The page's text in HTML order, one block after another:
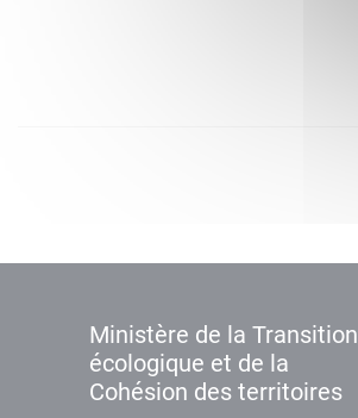
Ministère de la Transition
écologique et de la
Cohésion des territoires